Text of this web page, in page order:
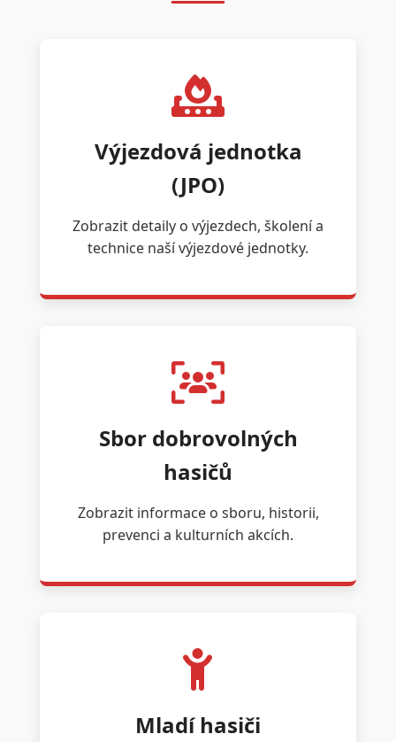
Výjezdová jednotka
(JPO)
Zobrazit detaily o výjezdech, školení a
technice naší výjezdové jednotky.
Sbor dobrovolných
hasičů
Zobrazit informace o sboru, historii,
prevenci a kulturních akcích.
Mladí hasiči